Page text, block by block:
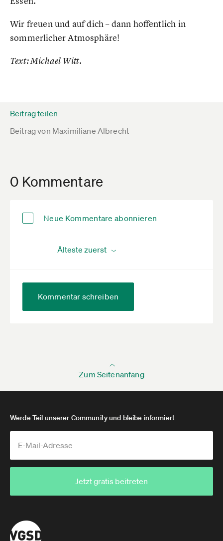
Wir freuen und auf dich – dann hoffentlich in
sommerlicher Atmosphäre!
Text: Michael Witt.
Beitrag teilen
Beitrag von Maximiliane Albrecht
0 Kommentare
Neue Kommentare abonnieren
Kommentar schreiben
Zum Seitenanfang
Werde Teil unserer Community und bleibe informiert
Jetzt gratis beitreten